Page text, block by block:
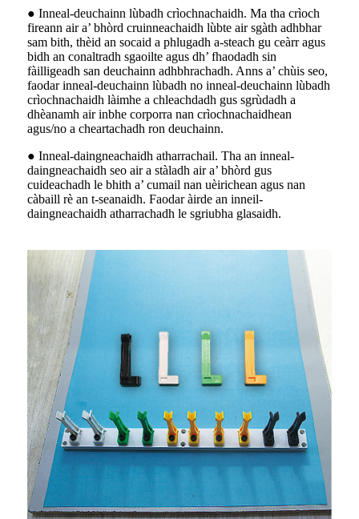
● Inneal-deuchainn lùbadh crìochnachaidh. Ma tha crìoch
fireann air a’ bhòrd cruinneachaidh lùbte air sgàth adhbhar
sam bith, thèid an socaid a phlugadh a-steach gu ceàrr agus
bidh an conaltradh sgaoilte agus dh’ fhaodadh sin
fàilligeadh san deuchainn adhbhrachadh. Anns a’ chùis seo,
faodar inneal-deuchainn lùbadh no inneal-deuchainn lùbadh
crìochnachaidh làimhe a chleachdadh gus sgrùdadh a
dhèanamh air inbhe corporra nan crìochnachaidhean
agus/no a cheartachadh ron deuchainn.
● Inneal-daingneachaidh atharrachail. Tha an inneal-
daingneachaidh seo air a stàladh air a’ bhòrd gus
cuideachadh le bhith a’ cumail nan uèirichean agus nan
càbaill rè an t-seanaidh. Faodar àirde an inneil-
daingneachaidh atharrachadh le sgriubha glasaidh.